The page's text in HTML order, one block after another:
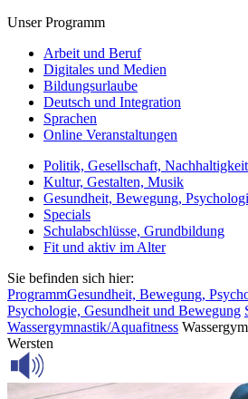
Unser Programm
Arbeit und Beruf
Digitales und Medien
Bildungsurlaube
Deutsch und Integration
Sprachen
Online Veranstaltungen
Politik, Gesellschaft, Nachhaltigkeit
Kultur, Gestalten, Musik
Gesundheit, Bewegung,
Specials
Schulabschlüsse, Grundbildung
Fit und aktiv im Alter
Sie befinden sich hier:
ProgrammGesundheit, Bewegung,
Psychologie, Gesundheit und Bewegung
Wassergymnastik/Aquafitness
Wersten